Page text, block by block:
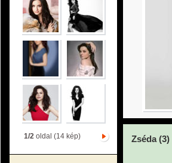
1/2oldal (14 kép) Zséda (3)